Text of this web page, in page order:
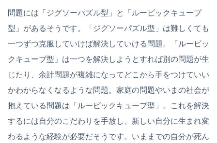
問題には「ジグソーパズル型」と「ルービックキューブ
型」があるそうです。「ジグソーパズル型」は難しくても
一つずつ克服していけば解決していける問題。「ルービッ
クキューブ型」は一つを解決しようとすれば別の問題が生
じたり、余計問題が複雑になってどこから手をつけていい
かわからなくなるような問題。家庭の問題やいまの社会が
抱えている問題は「ルービックキューブ型」。これを解決
するには自分のこだわりを手放し、新しい自分に生まれ変
わるような経験が必要だそうです。いままでの自分が死ん